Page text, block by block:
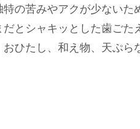
の苦みやアクが少ないた
とシャキッとした歯ごた
ひたし、和え物、天ぷら